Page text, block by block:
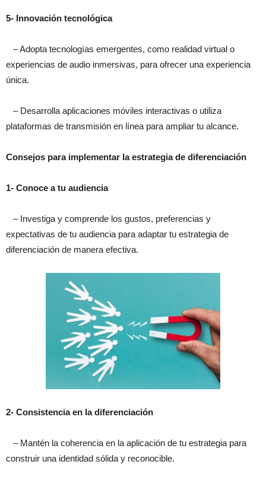
5- Innovación tecnológica
– Adopta tecnologías emergentes, como realidad virtual o
experiencias de audio inmersivas, para ofrecer una experiencia
única.
– Desarrolla aplicaciones móviles interactivas o utiliza
plataformas de transmisión en línea para ampliar tu alcance.
Consejos para implementar la estrategia de diferenciación
1- Conoce a tu audiencia
– Investiga y comprende los gustos, preferencias y
expectativas de tu audiencia para adaptar tu estrategia de
diferenciación de manera efectiva.
2- Consistencia en la diferenciación
– Mantén la coherencia en la aplicación de tu estrategia para
construir una identidad sólida y reconocible.